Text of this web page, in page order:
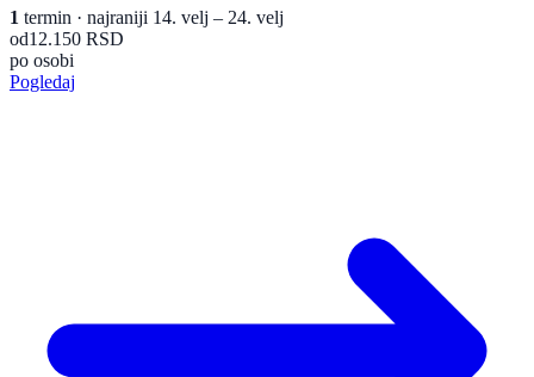
1 termin · najraniji 14. velj – 24. velj
od12.150 RSD
po osobi
Pogledaj